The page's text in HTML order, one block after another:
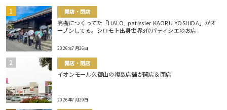
開店・閉店
高槻につくってた「HALO, patissier KAORU YOSHIDA」がオ
ープンしてる。シロモト出身世界3位パティシエのお店
2026年7月26日
開店・閉店
イオンモール久御山の複数店舗が開店＆閉店
2026年7月29日